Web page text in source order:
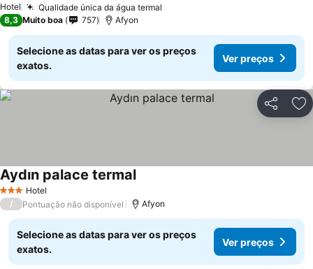
Hotel Qualidade única da água termal
8,3 Muito boa 757 Afyon
Selecione as datas para ver os preços
exatos.
Ver preços
Partilhar
3 EstrelasHotel
Aydın palace termal
/ Pontuação não disponível Afyon
Selecione as datas para ver os preços
exatos.
Ver preços